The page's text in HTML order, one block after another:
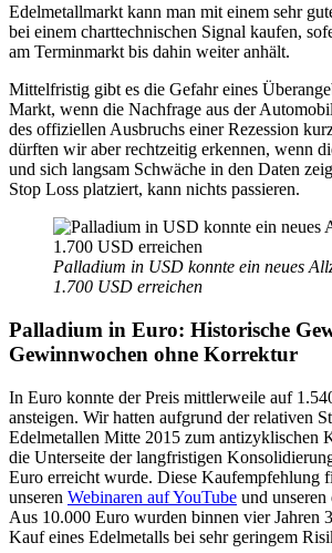
Edelmetallmarkt kann man mit einem sehr
bei einem charttechnischen Signal kaufen,
am Terminmarkt bis dahin weiter anhält.
Mittelfristig gibt es die Gefahr eines
Markt, wenn die Nachfrage aus der
des offiziellen Ausbruchs einer Rezession
dürften wir aber rechtzeitig erkennen, wenn
und sich langsam Schwäche in den Daten
Stop Loss platziert, kann nichts passieren.
Palladium in USD konnte ein neues
1.700 USD erreichen
Palladium in Euro: Historische
Gewinnwochen ohne Korrektur
In Euro konnte der Preis mittlerweile auf
ansteigen. Wir hatten aufgrund der relativen
Edelmetallen Mitte 2015 zum antizyklischen
die Unterseite der langfristigen
Euro erreicht wurde. Diese Kaufempfehlung
unseren Webinaren auf YouTube und
Aus 10.000 Euro wurden binnen vier Jahren
Kauf eines Edelmetalls bei sehr geringem